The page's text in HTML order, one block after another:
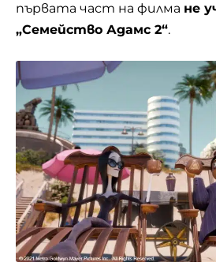
първата част на филма не
„Семейство Адамс 2“.